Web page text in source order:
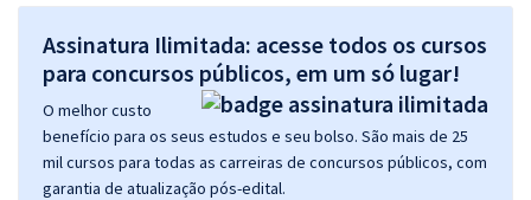
Assinatura Ilimitada: acesse todos os cursos
para concursos públicos, em um só lugar!
O melhor custo
benefício para os seus estudos e seu bolso. São mais de 25
mil cursos para todas as carreiras de concursos públicos, com
garantia de atualização pós-edital.